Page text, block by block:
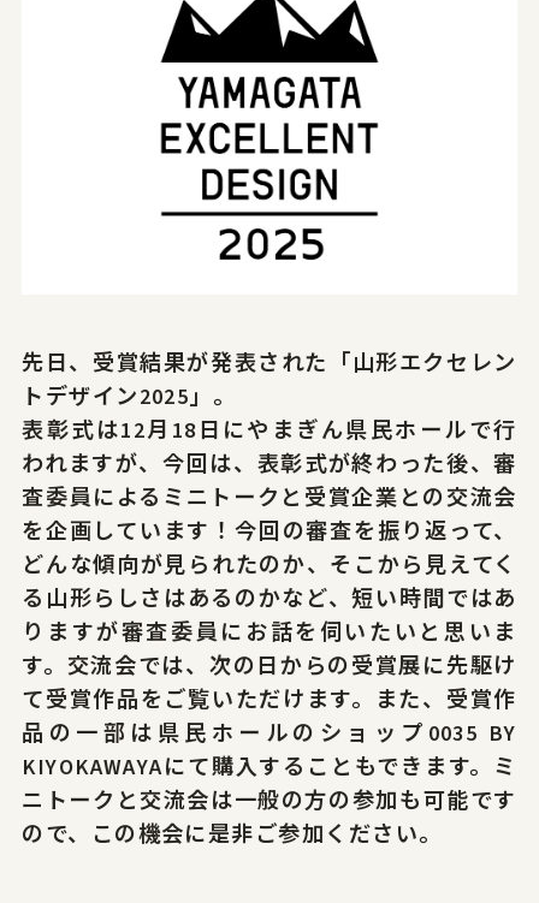
山形エクセレントデザイン
山形エクセレントデザインのあゆみ
山形エクセレントデザイン募集要項
やまがたデザ縁
山形デザイナーリスト
マッチング事例
やまがた&Ｄプロジェクト
やまがた&Ｄプロジェクト
お問合せ
山形県工業技術センター
〒990-2473山形市松栄2-2-1
tel.023-644-3222
サイトポリシープライバシーポリシー
© 2026 Yamagata Research Institute Of Technology.
先日、受賞結果が発表された「山形エクセレン
トデザイン2025」。
表彰式は12月18日にやまぎん県民ホールで行
われますが、今回は、表彰式が終わった後、審
査委員によるミニトークと受賞企業との交流会
を企画しています！今回の審査を振り返って、
どんな傾向が見られたのか、そこから見えてく
る山形らしさはあるのかなど、短い時間ではあ
りますが審査委員にお話を伺いたいと思いま
す。交流会では、次の日からの受賞展に先駆け
て受賞作品をご覧いただけます。また、受賞作
品の一部は県民ホールのショップ0035 BY
KIYOKAWAYAにて購入することもできます。ミ
ニトークと交流会は一般の方の参加も可能です
ので、この機会に是非ご参加ください。